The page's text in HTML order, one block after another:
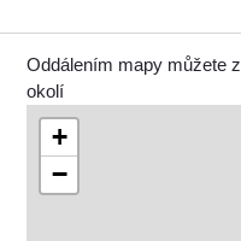
Oddálením mapy můžete
okolí
+
−